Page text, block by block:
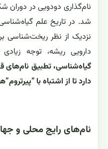
نام‌گذاری دودویی در دوران
شد. در تاریخ علم
نزدیک از نظر ریخت‌شناسی
دارویی ریشه، توجه
گیاه‌شناسی، تطبیق نام‌های
دارد تا از اشتباه با
نام‌های رایج محلی و